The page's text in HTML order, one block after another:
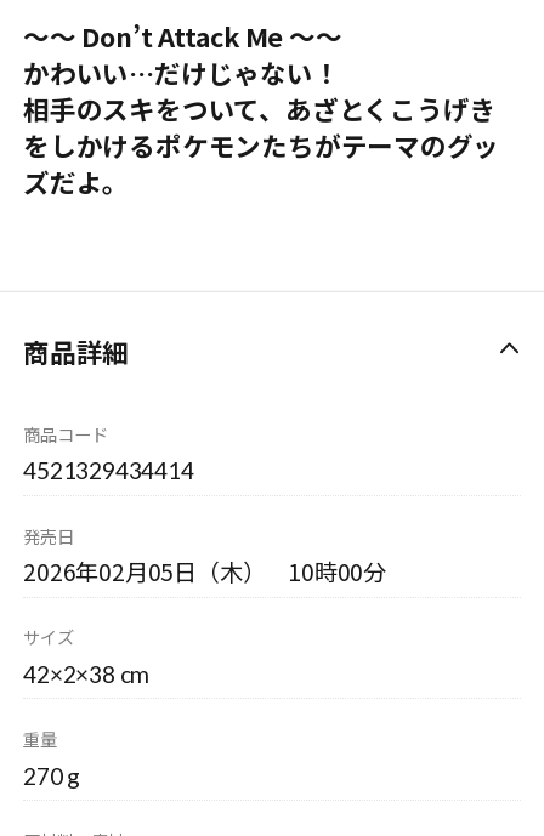
〜〜 Don’t Attack Me 〜〜
かわいい…だけじゃない！
相手のスキをついて、あざとくこうげき
をしかけるポケモンたちがテーマのグッ
ズだよ。
商品詳細
商品コード
4521329434414
発売日
2026年02月05日（木） 10時00分
サイズ
42×2×38 cm
重量
270 g